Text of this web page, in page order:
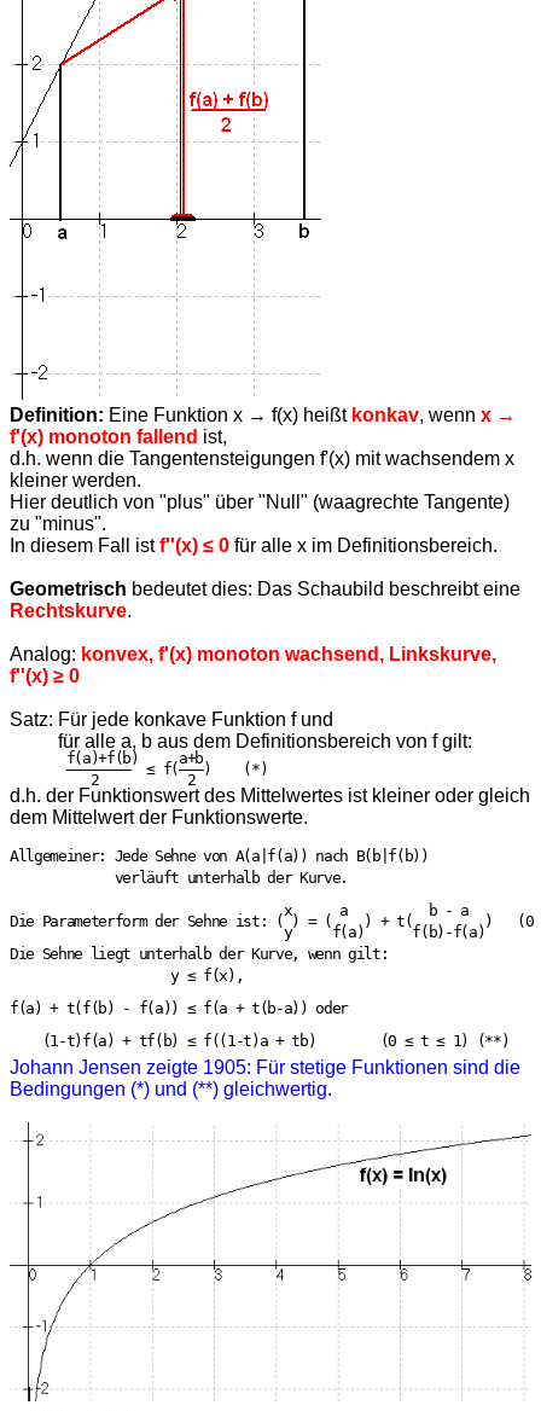
Definition: Eine Funktion x → f(x) heißt konkav, wenn x →
f'(x) monoton fallend ist,
d.h. wenn die Tangentensteigungen f'(x) mit wachsendem x
kleiner werden.
Hier deutlich von "plus" über "Null" (waagrechte Tangente)
zu "minus".
In diesem Fall istf''(x) ≤ 0 für alle x im Definitionsbereich.
Geometrisch bedeutet dies: Das Schaubild beschreibt eine
Rechtskurve.
Analog: konvex, f'(x) monoton wachsend, Linkskurve,
f''(x) ≥ 0
Satz: Für jede konkave Funktion f und
für alle a, b aus dem Definitionsbereich von f gilt:
       f(a)+f(b)     a+b
       ————————  ≤ f(———)    (*)
          2           2
d.h. der Funktionswert des Mittelwertes ist kleiner oder gleich
dem Mittelwert der Funktionswerte.
Allgemeiner: Jede Sehne von A(a|f(a)) nach B(b|f(b))
             verläuft unterhalb der Kurve.
                                  x      a          b - a
Die Parameterform der Sehne ist: ( ) = (    ) + t(         )   (0
                                  y     f(a)      f(b)-f(a)
Die Sehne liegt unterhalb der Kurve, wenn gilt:
                    y ≤ f(x),
f(a) + t(f(b) - f(a)) ≤ f(a + t(b-a)) oder
    (1-t)f(a) + tf(b) ≤ f((1-t)a + tb)        (0 ≤ t ≤ 1) (**)
Johann Jensen zeigte 1905: Für stetige Funktionen sind die
Bedingungen (*) und (**) gleichwertig.